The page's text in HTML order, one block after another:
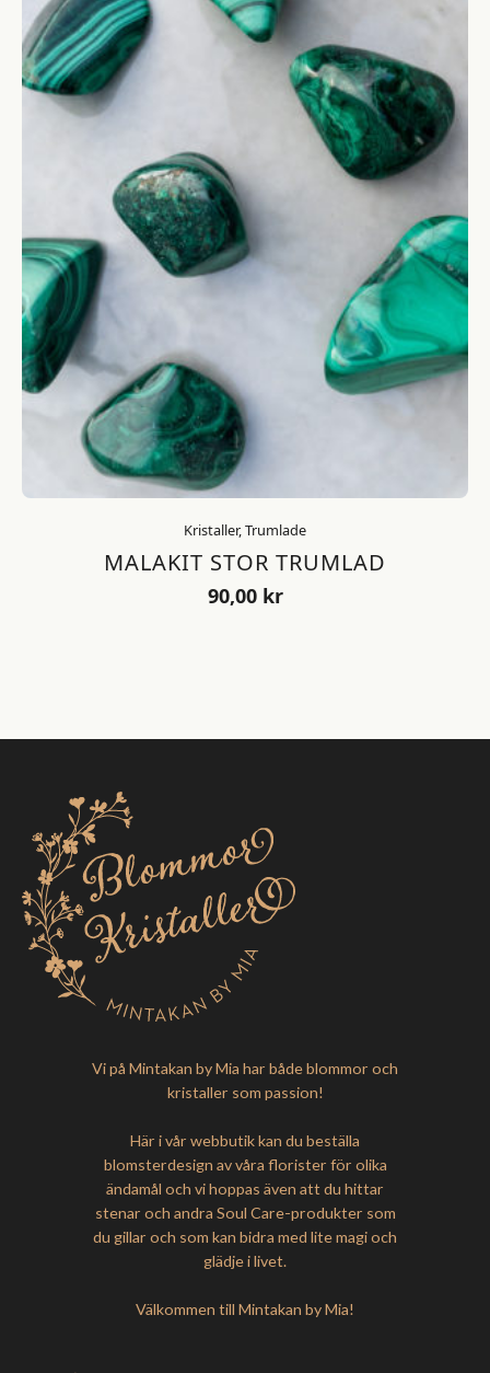
Kristaller, Trumlade
MALAKIT STOR TRUMLAD
90,00 kr
Vi på Mintakan by Mia har både blommor och
kristaller som passion!
Här i vår webbutik kan du beställa
blomsterdesign av våra florister för olika
ändamål och vi hoppas även att du hittar
stenar och andra Soul Care-produkter som
du gillar och som kan bidra med lite magi och
glädje i livet.
Välkommen till Mintakan by Mia!